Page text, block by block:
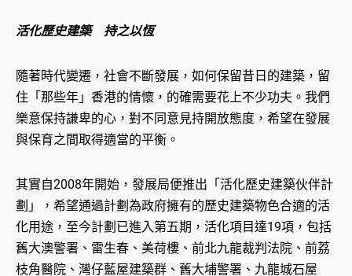
活化歷史建築 持之以恆
隨著時代變遷，社會不斷發展，如何保留昔日的建築，留
住「那些年」香港的情懷，的確需要花上不少功夫。我們
樂意保持謙卑的心，對不同意見持開放態度，希望在發展
與保育之間取得適當的平衡。
其實自2008年開始，發展局便推出「活化歷史建築伙伴計
劃」，希望通過計劃為政府擁有的歷史建築物色合適的活
化用途，至今計劃已進入第五期，活化項目達19項，包括
舊大澳警署、雷生春、美荷樓、前北九龍裁判法院、前荔
枝角醫院、灣仔藍屋建築群、舊大埔警署、九龍城石屋